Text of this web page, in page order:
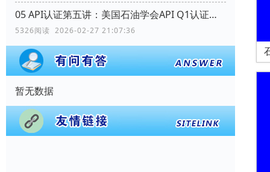
05 API认证第五讲：美国石油学会API Q1认证范围
5326阅读 2026-02-27 21:07:36
暂无数据